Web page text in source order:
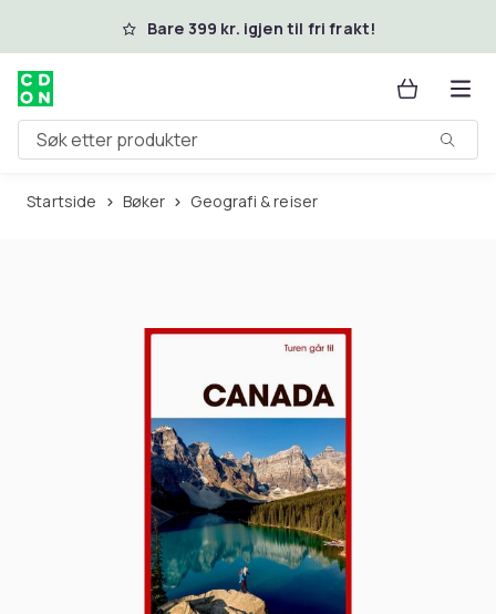
Hopp til hovedinnholdBare 399 kr. igjen til fri frakt!
Søk etter produkter
Startside Bøker Geografi & reiser